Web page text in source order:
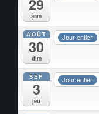
29
sam
AOÛT
30
dim
Jour entier
SEP
3
jeu
Jour entier